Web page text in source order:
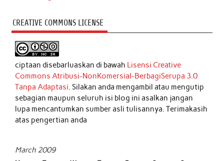
CREATIVE COMMONS LICENSE
ciptaan disebarluaskan di bawah Lisensi Creative
Commons Atribusi-NonKomersial-BerbagiSerupa 3.0
Tanpa Adaptasi . Silakan anda mengambil atau mengutip
sebagian maupun seluruh isi blog ini asalkan jangan
lupa mencantumkan sumber asli tulisannya. Terimakasih
atas pengertian anda
March 2009